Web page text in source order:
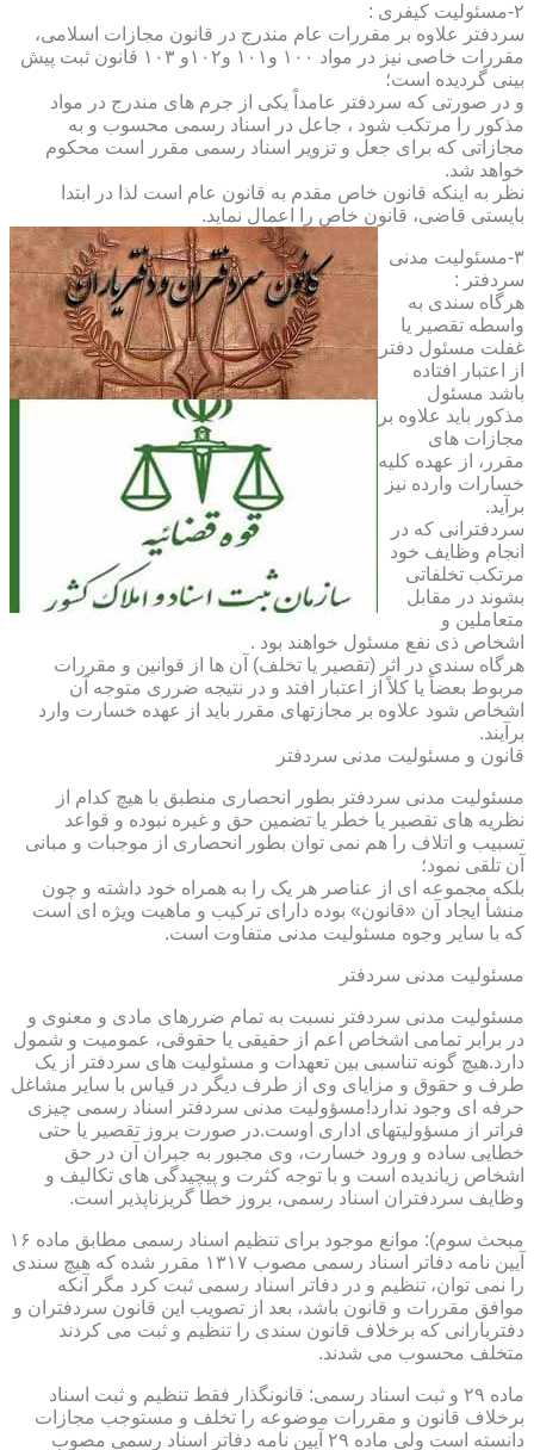
۲-مسئولیت کیفری :
سردفتر علاوه بر مقررات عام مندرج در قانون مجازات اسلامی،
مقررات خاصی نیز در مواد ۱۰۰ و۱۰۱ و۱۰۲و ۱۰۳ قانون ثبت پیش
بینی گردیده است؛
و در صورتی که سردفتر عامداً یکی از جرم های مندرج در مواد
مذکور را مرتکب شود ، جاعل در اسناد رسمی محسوب و به
مجازاتی که برای جعل و تزویر اسناد رسمی مقرر است محکوم
خواهد شد.
نظر به اینکه قانون خاص مقدم به قانون عام است لذا در ابتدا
بایستی قاضی، قانون خاص را اعمال نماید.
۳-مسئولیت مدنی
سردفتر :
هرگاه سندی به
واسطه تقصیر یا
غفلت مسئول دفتر
از اعتبار افتاده
باشد مسئول
مذکور باید علاوه بر
مجازات های
مقرر، از عهده کلیه
خسارات وارده نیز
برآید.
سردفترانی که در
انجام وظایف خود
مرتکب تخلفاتی
بشوند در مقابل
متعاملین و
اشخاص ذی نفع مسئول خواهند بود .
هرگاه سندی در اثر (تقصیر یا تخلف) آن ها از قوانین و مقررات
مربوط بعضاً یا کلاً از اعتبار افتد و در نتیجه ضرری متوجه آن
اشخاص شود علاوه بر مجازتهای مقرر باید از عهده خسارت وارد
برآیند.
قانون و مسئولیت مدنی سردفتر
مسئولیت مدنی سردفتر بطور انحصاری منطبق با هیچ کدام از
نظریه های تقصیر یا خطر یا تضمین حق و غیره نبوده و قواعد
تسبیب و اتلاف را هم نمی توان بطور انحصاری از موجبات و مبانی
آن تلقی نمود؛
بلکه مجموعه ای از عناصر هر یک را به همراه خود داشته و چون
منشأ ایجاد آن «قانون» بوده دارای ترکیب و ماهیت ویژه ای است
که با سایر وجوه مسئولیت مدنی متفاوت است.
مسئولیت مدنی سردفتر
مسئولیت مدنی سردفتر نسبت به تمام ضررهای مادی و معنوی و
در برابر تمامی اشخاص اعم از حقیقی یا حقوقی، عمومیت و شمول
دارد.هیچ گونه تناسبی بین تعهدات و مسئولیت های سردفتر از یک
طرف و حقوق و مزایای وی از طرف دیگر در قیاس با سایر مشاغل
حرفه ای وجود ندارد!مسؤولیت مدنی سردفتر اسناد رسمی چیزی
فراتر از مسؤولیتهای اداری اوست.در صورت بروز تقصیر یا حتی
خطایی ساده و ورود خسارت، وی مجبور به جبران آن در حق
اشخاص زیاندیده است و با توجه کثرت و پیچیدگی های تکالیف و
وظایف سردفتران اسناد رسمی، بروز خطا گریزناپذیر است.
مبحث سوم): موانع موجود برای تنظیم اسناد رسمی مطابق ماده ۱۶
آیین نامه دفاتر اسناد رسمی مصوب ۱۳۱۷ مقرر شده که هیچ سندی
را نمی توان، تنظیم و در دفاتر اسناد رسمی ثبت کرد مگر آنکه
موافق مقررات و قانون باشد، بعد از تصویب این قانون سردفتران و
دفتریارانی که برخلاف قانون سندی را تنظیم و ثبت می کردند
متخلف محسوب می شدند.
ماده ۲۹ و ثبت اسناد رسمی: قانونگذار فقط تنظیم و ثبت اسناد
برخلاف قانون و مقررات موضوعه را تخلف و مستوجب مجازات
دانسته است ولی ماده ۲۹ آیین نامه دفاتر اسناد رسمی مصوب